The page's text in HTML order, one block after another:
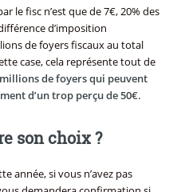
le fisc n’est que de 7€, 20% des
d’imposition
de foyers fiscaux au total
case, cela représente tout de
de foyers qui peuvent
d’un trop perçu de 50€.
son choix ?
année, si vous n’avez pas